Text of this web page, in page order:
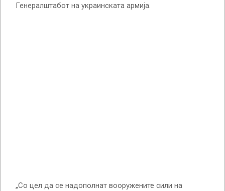
Генералштабот на украинската армија.
„Со цел да се надополнат вооружените сили на